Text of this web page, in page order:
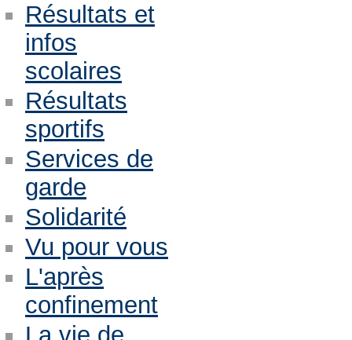
Résultats et
infos
scolaires
Résultats
sportifs
Services de
garde
Solidarité
Vu pour vous
L'après
confinement